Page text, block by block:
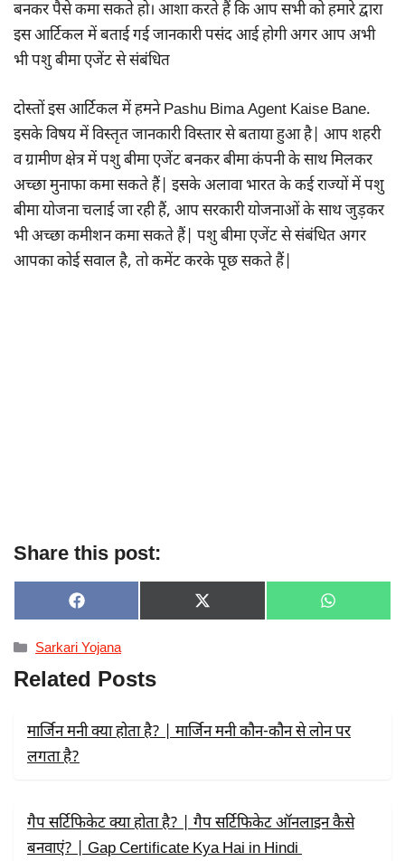
बनकर पैसे कमा सकते हो। आशा करते हैं कि आप सभी को हमारे द्वारा
इस आर्टिकल में बताई गई जानकारी पसंद आई होगी अगर आप अभी
भी पशु बीमा एजेंट से संबंधित
दोस्तों इस आर्टिकल में हमने Pashu Bima Agent Kaise Bane.
इसके विषय में विस्तृत जानकारी विस्तार से बताया हुआ है| आप शहरी
व ग्रामीण क्षेत्र में पशु बीमा एजेंट बनकर बीमा कंपनी के साथ मिलकर
अच्छा मुनाफा कमा सकते हैं| इसके अलावा भारत के कई राज्यों में पशु
बीमा योजना चलाई जा रही हैं, आप सरकारी योजनाओं के साथ जुड़कर
भी अच्छा कमीशन कमा सकते हैं| पशु बीमा एजेंट से संबंधित अगर
आपका कोई सवाल है, तो कमेंट करके पूछ सकते हैं|
Share this post:
SHARE
ON
F
A
C
E
B
O
SHARE
ON
X
(
R
SHARE
ON
W
H
Categories
Sarkari Yojana
Related Posts
मार्जिन मनी क्या होता है? | मार्जिन मनी कौन-कौन से लोन पर
लगता है?
गैप सर्टिफिकेट क्या होता है? | गैप सर्टिफिकेट ऑनलाइन कैसे
बनवाएं? | Gap Certificate Kya Hai in Hindi